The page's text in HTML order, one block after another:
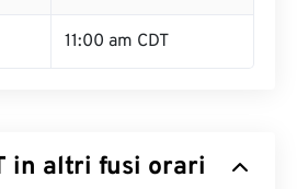
11:00 am CDT
in altri fusi orari